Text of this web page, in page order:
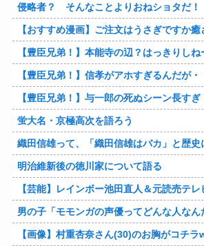
侵略者？ そんなことよりおねショタだ
【おすすめ漫画】ご注文はうさぎですか癒
【豊臣兄弟！】本能寺の辺？はっきりしねーな
【豊臣兄弟！】信孝がアホすぎるんだが・
【豊臣兄弟！】与一郎の死ぬシーン長すぎ
蛍大名・京極高次を語ろう
織田信雄って、「織田信雄はバカ」と歴史に書かれているが今まで家が残
明治維新後の徳川家について語る
【芸能】レインボー池田直人＆元読売テレビ
男の子「モモンガの声優ってどんな人な
【画像】村重杏奈さん(30)のお胸がコチ